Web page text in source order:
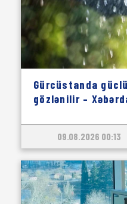
Gürcüstanda
gözlənilir –
09.08.2026 00:13